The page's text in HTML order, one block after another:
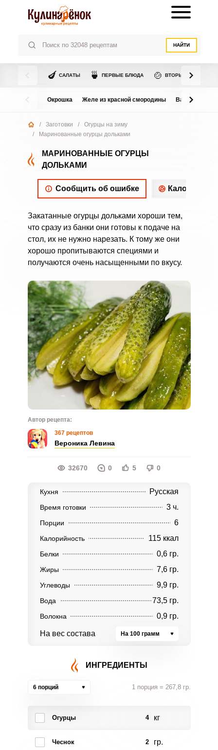
НАЙТИ
🍆 САЛАТЫ 🍵 ПЕРВЫЕ БЛЮДА 🍲 ВТОРЫЕ БЛЮДА
Окрошка Желе из красной смородины Варенье из
/ Заготовки /
Огурцы на зиму
/
Маринованные огурцы дольками
МАРИНОВАННЫЕ ОГУРЦЫ
ДОЛЬКАМИ
Сообщить об ошибке
Закатанные огурцы дольками хороши тем,
что сразу из банки они готовы к подаче на
стол, их не нужно нарезать. К тому же они
хорошо пропитываются специями и
получаются очень насыщенными по вкусу.
Автор рецепта:
367 рецептов
Вероника Левина
32670 0 5 0
Кухня Русская
Время готовки 3 ч.
Порции 6
Калорийность 115 ккал
Белки 0,6 гр.
Жиры 7,6 гр.
Углеводы 9,9 гр.
Вода 73,5 гр.
Волокна 0,9 гр.
На вес состава На 100 грамм
ИНГРЕДИЕНТЫ
6 порций 1 порция = 267,8 гр.
Огурцы 4 кг
Чеснок 2 гр.